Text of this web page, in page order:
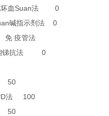
血 Suan法 0
碱指示剂法 0
免 疫管法
锑抗法 0
法 100
50